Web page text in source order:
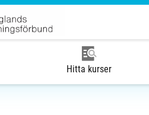
Hitta kurser